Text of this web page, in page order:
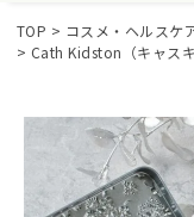
TOP コスメ・ヘルスケ
Cath Kidston（キャス